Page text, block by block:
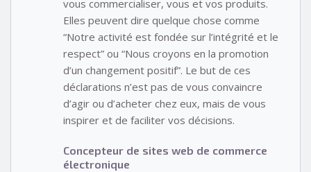
vous commercialiser, vous et vos produits.
Elles peuvent dire quelque chose comme
“Notre activité est fondée sur l’intégrité et le
respect” ou “Nous croyons en la promotion
d’un changement positif”. Le but de ces
déclarations n’est pas de vous convaincre
d’agir ou d’acheter chez eux, mais de vous
inspirer et de faciliter vos décisions.
Concepteur de sites web de commerce
électronique